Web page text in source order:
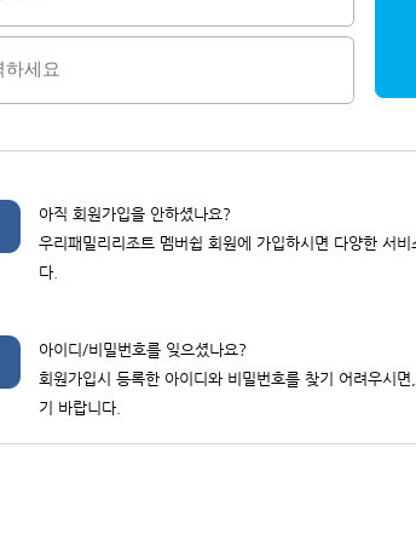
아직 회원가입을 안하셨나요?
우리패밀리리조트 멤버쉽 회원에 가입하시면 다양한 서비
다.
아이디/비밀번호를 잊으셨나요?
회원가입시 등록한 아이디와 비밀번호를 찾기 어려우시면
기 바랍니다.